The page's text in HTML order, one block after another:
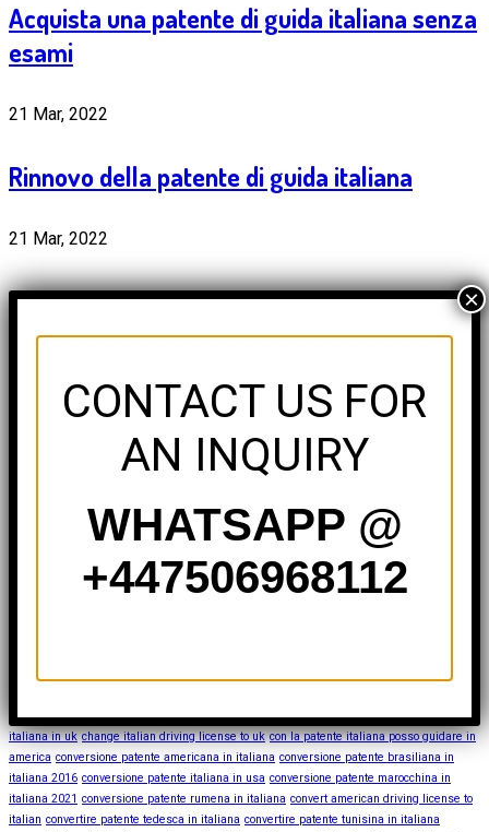
Acquista una patente di guida italiana senza
esami
21 Mar, 2022
Rinnovo della patente di guida italiana
21 Mar, 2022
Acquista online la patente di guida italiana –
Category ABCD
Categories
Patente di guida(5)
Archives
Marzo 2022
arizona italian driving license associazione italiana dislessia patente cambio patente
italiana in uk change italian driving license to uk con la patente italiana posso guidare in
america conversione patente americana in italiana conversione patente brasiliana in
italiana 2016 conversione patente italiana in usa conversione patente marocchina in
italiana 2021 conversione patente rumena in italiana convert american driving license to
italian convertire patente tedesca in italiana convertire patente tunisina in italiana
CONTACT US FOR
AN INQUIRY
WHATSAPP @
+447506968112
×